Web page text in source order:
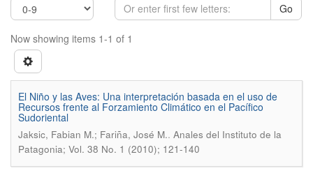
Go
Now showing items 1-1 of 1
El Niño y las Aves: Una interpretación basada en el uso de
Recursos frente al Forzamiento Climático en el Pacífico
Sudoriental
Jaksic, Fabian M.; Fariña, José M.. Anales del Instituto de la
Patagonia; Vol. 38 No. 1 (2010); 121-140